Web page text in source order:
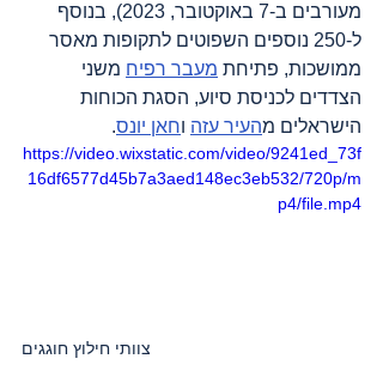
מעורבים ב-7 באוקטובר, 2023), בנוסף
ל-250 נוספים השפוטים לתקופות מאסר
ממושכות, פתיחת מעבר רפיח משני
הצדדים לכניסת סיוע, הסגת הכוחות
הישראלים מהעיר עזה וחאן יונס.
https://video.wixstatic.com/video/9241ed_73f
16df6577d45b7a3aed148ec3eb532/720p/m
p4/file.mp4
צוותי חילוץ חוגגים